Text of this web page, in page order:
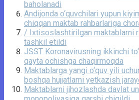
baholanadi
Andijonda o‘quvchilari yupun
chiqqan maktab rahbarlariga
/ Ixtisoslashtirilgan maktablarni
tashkil etildi
JSST Koronavirusning ikkinchi
qayta ochishga chaqirmoqda
Maktablarga yangi o‘quv yili
boshqa hujjatlarni yetkazish
Maktablarni jihozlashda davlat